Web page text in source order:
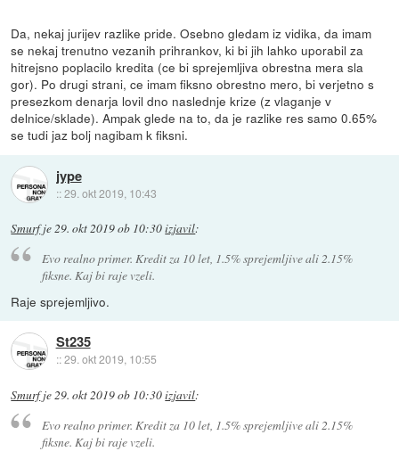
Da, nekaj jurijev razlike pride. Osebno gledam iz vidika, da imam
se nekaj trenutno vezanih prihrankov, ki bi jih lahko uporabil za
hitrejsno poplacilo kredita (ce bi sprejemljiva obrestna mera sla
gor). Po drugi strani, ce imam fiksno obrestno mero, bi verjetno s
presezkom denarja lovil dno naslednje krize (z vlaganje v
delnice/sklade). Ampak glede na to, da je razlike res samo 0.65%
se tudi jaz bolj nagibam k fiksni.
jype
::29. okt 2019, 10:43
Smurfje29. okt 2019 ob 10:30izjavil:
Evo realno primer. Kredit za 10 let, 1.5% sprejemljive ali 2.15%
fiksne. Kaj bi raje vzeli.
Raje sprejemljivo.
St235
::29. okt 2019, 10:55
Smurfje29. okt 2019 ob 10:30izjavil:
Evo realno primer. Kredit za 10 let, 1.5% sprejemljive ali 2.15%
fiksne. Kaj bi raje vzeli.